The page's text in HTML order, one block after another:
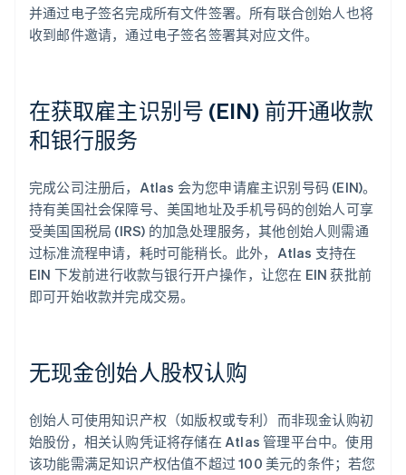
并通过电子签名完成所有文件签署。所有联合创始人也将
收到邮件邀请，通过电子签名签署其对应文件。
在获取雇主识别号 (EIN) 前开通收款
和银行服务
完成公司注册后，Atlas 会为您申请雇主识别号码 (EIN)。
持有美国社会保障号、美国地址及手机号码的创始人可享
受美国国税局 (IRS) 的加急处理服务，其他创始人则需通
过标准流程申请，耗时可能稍长。此外，Atlas 支持在
EIN 下发前进行收款与银行开户操作，让您在 EIN 获批前
即可开始收款并完成交易。
无现金创始人股权认购
创始人可使用知识产权（如版权或专利）而非现金认购初
始股份，相关认购凭证将存储在 Atlas 管理平台中。使用
该功能需满足知识产权估值不超过 100 美元的条件；若您